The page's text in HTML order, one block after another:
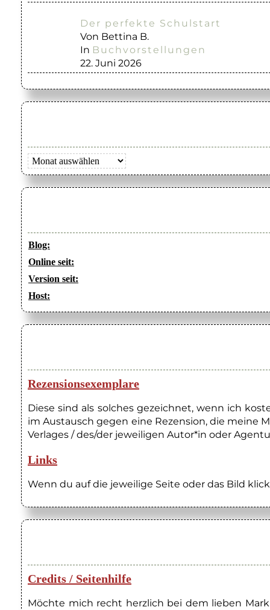
Der perfekte Schulstart
Von Bettina B.
In Buchvorstellungen
22. Juni 2026
Archiv
Blog:
Online seit:
Version seit:
Host:
Rezensionsexemplare
Diese sind als solches gezeichnet, wenn ich
im Austausch gegen eine Rezension, die meine
Verlages / des/der jeweiligen Autor*in oder
Links
Wenn du auf die jeweilige Seite oder das Bild
Credits / Seitenhilfe
Möchte mich recht herzlich bei dem lieben